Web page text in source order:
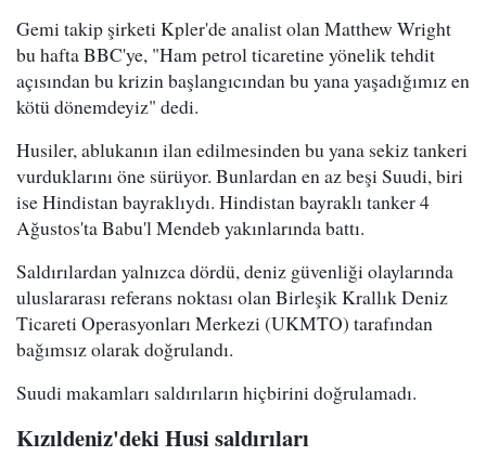
Gemi takip şirketi Kpler'de analist olan Matthew Wright
bu hafta BBC'ye, "Ham petrol ticaretine yönelik tehdit
açısından bu krizin başlangıcından bu yana yaşadığımız en
kötü dönemdeyiz" dedi.
Husiler, ablukanın ilan edilmesinden bu yana sekiz tankeri
vurduklarını öne sürüyor. Bunlardan en az beşi Suudi, biri
ise Hindistan bayraklıydı. Hindistan bayraklı tanker 4
Ağustos'ta Babu'l Mendeb yakınlarında battı.
Saldırılardan yalnızca dördü, deniz güvenliği olaylarında
uluslararası referans noktası olan Birleşik Krallık Deniz
Ticareti Operasyonları Merkezi (UKMTO) tarafından
bağımsız olarak doğrulandı.
Suudi makamları saldırıların hiçbirini doğrulamadı.
Kızıldeniz'deki Husi saldırıları